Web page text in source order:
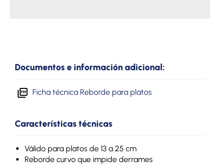
Documentos e información adicional:
Ficha técnica Reborde para platos
Características técnicas
Válido para platos de 13 a 25 cm
Reborde curvo que impide derrames